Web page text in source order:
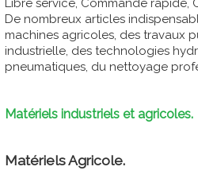
Libre service, Commande rapide,
De nombreux articles
machines agricoles, des travaux
industrielle, des technologies
pneumatiques, du nettoyage
Matériels industriels et agricoles.
Matériels Agricole.